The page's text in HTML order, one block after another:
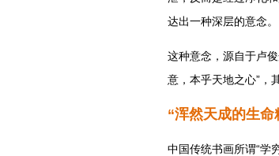
达出一种深层的意念。
这种意念，源自于卢
意，本乎天地之心”，
“浑然天成的生命
中国传统书画所谓“学